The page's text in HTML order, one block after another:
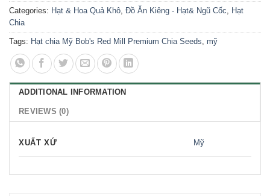
Categories: Hạt & Hoa Quả Khô, Đồ Ăn Kiêng - Hạt& Ngũ Cốc, Hạt
Chia
Tags: Hạt chia Mỹ Bob's Red Mill Premium Chia Seeds, mỹ
ADDITIONAL INFORMATION
REVIEWS (0)
XUẤT XỨ Mỹ